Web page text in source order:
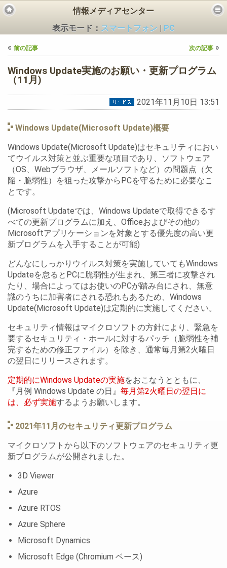
情報メディアセンター
表示モード： スマートフォン
PC
« 前の記事 次の記事 »
Windows Update実施のお願い・更新プログラム
（11月)
2021年11月10日 13:51
Windows Update(Microsoft Update)概要
Windows Update(Microsoft Update)はセキュリティにおい
てウイルス対策と並ぶ重要な項目であり、ソフトウェア
（OS、Webブラウザ、メールソフトなど）の問題点（欠
陥・脆弱性）を狙った攻撃からPCを守るために必要なこ
とです。
(Microsoft Updateでは、Windows Updateで取得できるす
べての更新プログラムに加え、Officeおよびその他の
Microsoftアプリケーションを対象とする優先度の高い更
新プログラムを入手することが可能)
どんなにしっかりウイルス対策を実施していてもWindows
Updateを怠るとPCに脆弱性が生まれ、第三者に攻撃され
たり、場合によってはお使いのPCが踏み台にされ、無意
識のうちに加害者にされる恐れもあるため、Windows
Update(Microsoft Update)は定期的に実施してください。
セキュリティ情報はマイクロソフトの方針により、緊急を
要するセキュリティ・ホールに対するパッチ（脆弱性を補
完するための修正ファイル）を除き、通常毎月第2火曜日
の翌日にリリースされます。
定期的にWindows Updateの実施をおこなうとともに、
『月例 Windows Update の日』 毎月第2火曜日の翌日に
は、必ず実施するようお願いします。
2021年11月のセキュリティ更新プログラム
マイクロソフトから以下のソフトウェアのセキュリティ更
新プログラムが公開されました。
3D Viewer
Azure
Azure RTOS
Azure Sphere
Microsoft Dynamics
Microsoft Edge (Chromium ベース)